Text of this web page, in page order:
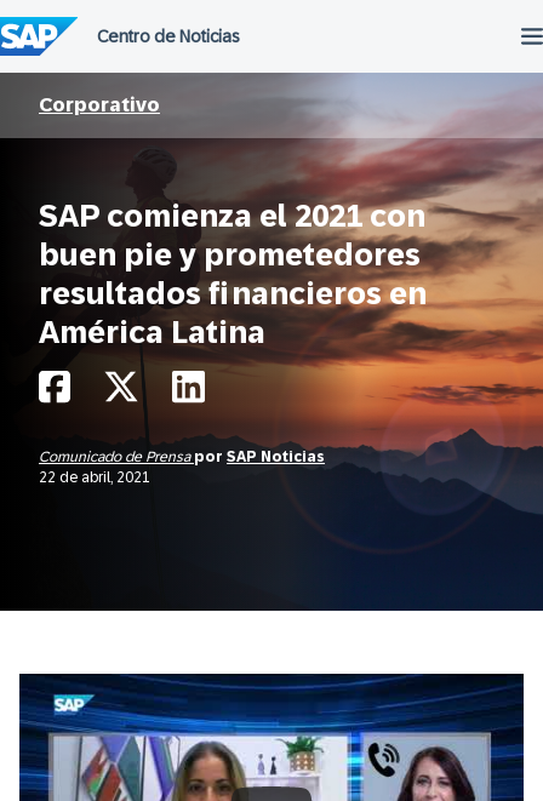
al
contenido
Corporativo
SAP comienza el 2021 con
buen pie y prometedores
resultados financieros en
América Latina
Comunicado de Prensa por SAP Noticias
22 de abril, 2021